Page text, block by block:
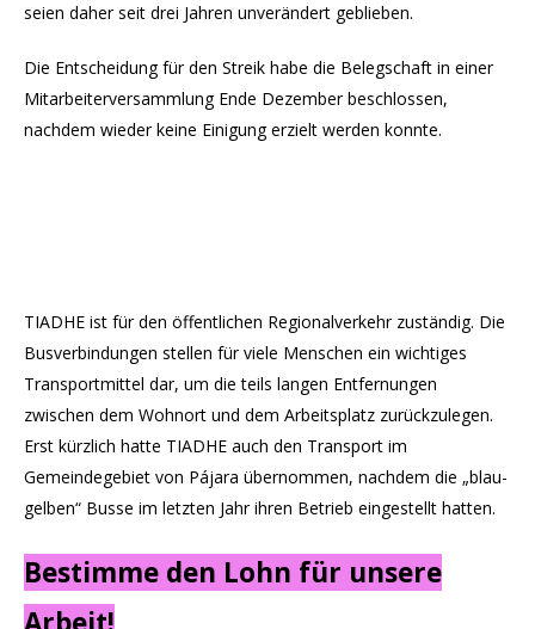
seien daher seit drei Jahren unverändert geblieben.
Die Entscheidung für den Streik habe die Belegschaft in einer
Mitarbeiterversammlung Ende Dezember beschlossen,
nachdem wieder keine Einigung erzielt werden konnte.
TIADHE ist für den öffentlichen Regionalverkehr zuständig. Die
Busverbindungen stellen für viele Menschen ein wichtiges
Transportmittel dar, um die teils langen Entfernungen
zwischen dem Wohnort und dem Arbeitsplatz zurückzulegen.
Erst kürzlich hatte TIADHE auch den Transport im
Gemeindegebiet von Pájara übernommen, nachdem die „blau-
gelben“ Busse im letzten Jahr ihren Betrieb eingestellt hatten.
Bestimme den Lohn für unsere